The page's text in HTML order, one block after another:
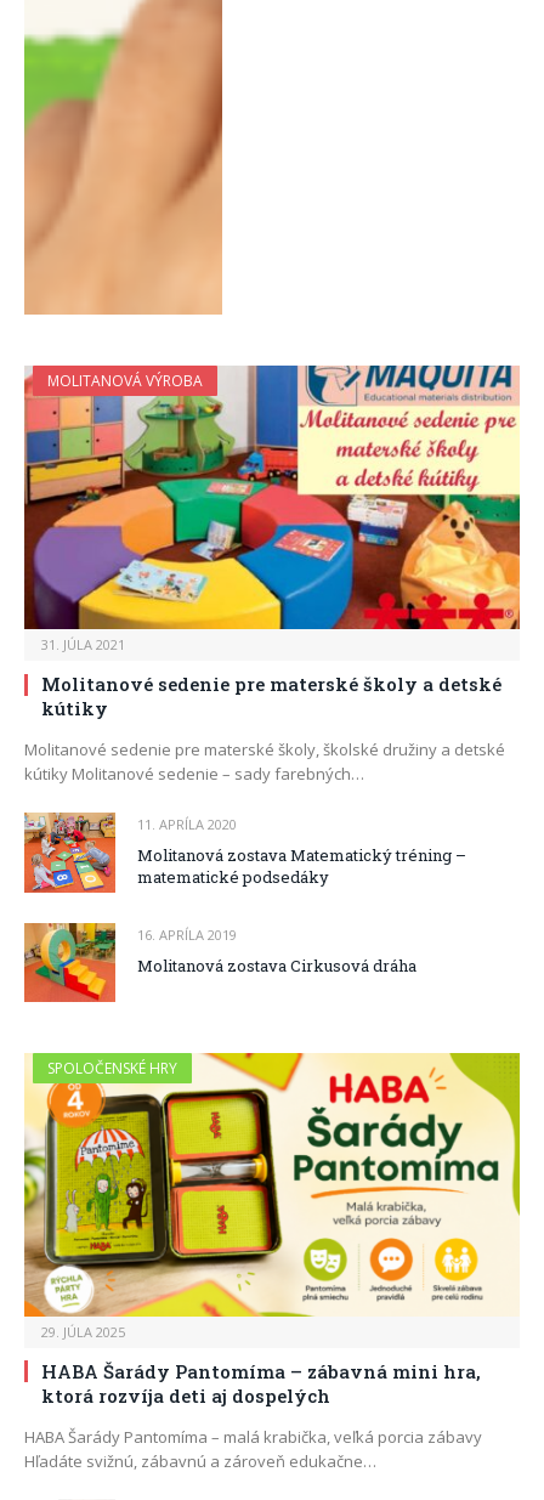
MOLITANOVÁ VÝROBA
31. JÚLA 2021
Molitanové sedenie pre materské školy a detské
kútiky
Molitanové sedenie pre materské školy, školské družiny a detské
kútiky Molitanové sedenie – sady farebných…
11. APRÍLA 2020
Molitanová zostava Matematický tréning –
matematické podsedáky
16. APRÍLA 2019
Molitanová zostava Cirkusová dráha
SPOLOČENSKÉ HRY
29. JÚLA 2025
HABA Šarády Pantomíma – zábavná mini hra,
ktorá rozvíja deti aj dospelých
HABA Šarády Pantomíma – malá krabička, veľká porcia zábavy
Hľadáte svižnú, zábavnú a zároveň edukačne…